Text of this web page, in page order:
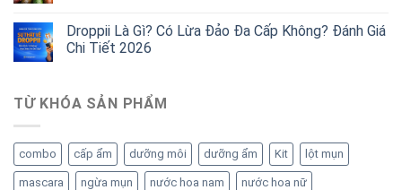
Droppii Là Gì? Có Lừa Đảo Đa Cấp Không? Đánh Giá
Chi Tiết 2026
TỪ KHÓA SẢN PHẨM
combo cấp ẩm dưỡng môi dưỡng ẩm Kit lột mụn
mascara ngừa mụn nước hoa nam nước hoa nữ